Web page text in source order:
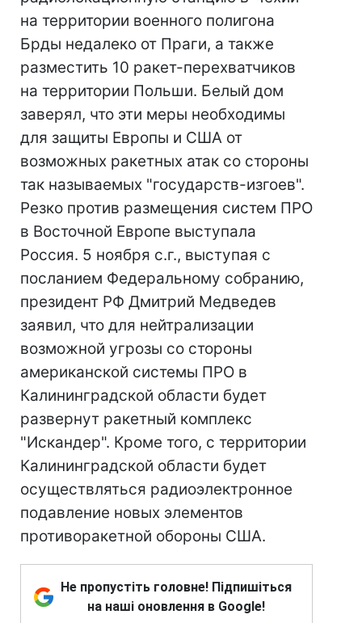
на территории военного полигона
Брды недалеко от Праги, а также
разместить 10 ракет-перехватчиков
на территории Польши. Белый дом
заверял, что эти меры необходимы
для защиты Европы и США от
возможных ракетных атак со стороны
так называемых "государств-изгоев".
Резко против размещения систем ПРО
в Восточной Европе выступала
Россия. 5 ноября с.г., выступая с
посланием Федеральному собранию,
президент РФ Дмитрий Медведев
заявил, что для нейтрализации
возможной угрозы со стороны
американской системы ПРО в
Калининградской области будет
развернут ракетный комплекс
"Искандер". Кроме того, с территории
Калининградской области будет
осуществляться радиоэлектронное
подавление новых элементов
противоракетной обороны США.
Не пропустіть головне! Підпишіться
на наші оновлення в Google!